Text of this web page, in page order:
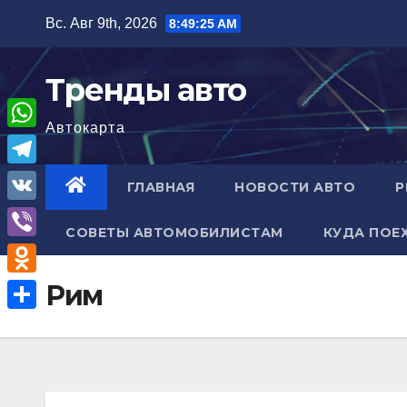
содержимому
Вс. Авг 9th, 2026 8:49:26 AM
Тренды авто
Автокарта
ГЛАВНАЯ НОВОСТИ АВТО
СОВЕТЫ АВТОМОБИЛИСТАМ КУДА
Рим
W
h
a
A
T
e
l
e
g
V
K
V
i
b
e
O